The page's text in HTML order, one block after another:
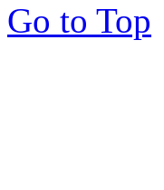
Go to Top